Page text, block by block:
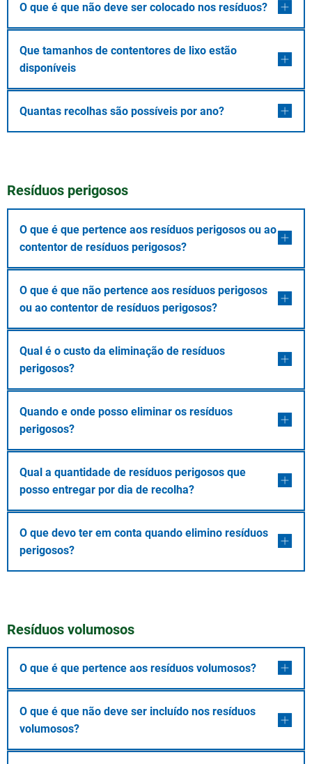
O que é que não deve ser colocado nos resíduos?
Que tamanhos de contentores de lixo estão
disponíveis
Quantas recolhas são possíveis por ano?
Resíduos perigosos
O que é que pertence aos resíduos perigosos ou ao
contentor de resíduos perigosos?
O que é que não pertence aos resíduos perigosos
ou ao contentor de resíduos perigosos?
Qual é o custo da eliminação de resíduos
perigosos?
Quando e onde posso eliminar os resíduos
perigosos?
Qual a quantidade de resíduos perigosos que
posso entregar por dia de recolha?
O que devo ter em conta quando elimino resíduos
perigosos?
Resíduos volumosos
O que é que pertence aos resíduos volumosos?
O que é que não deve ser incluído nos resíduos
volumosos?